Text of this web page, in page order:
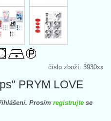
číslo zboží: 3930xx
PRYM LOVE
Prosím registrujte se